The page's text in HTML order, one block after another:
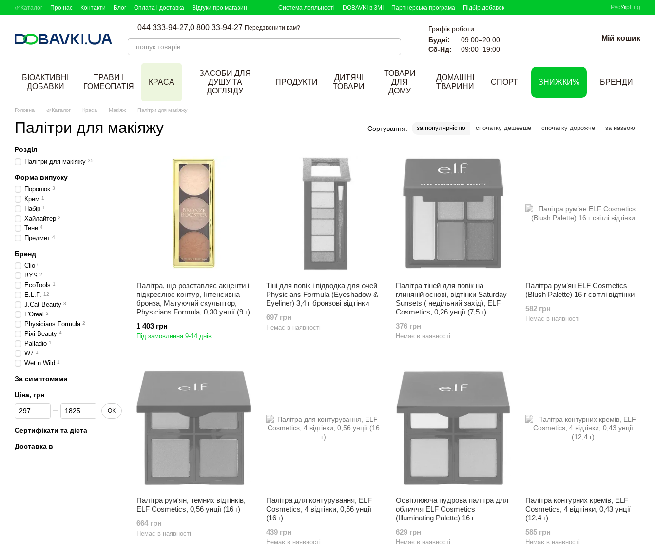
Перейти до основного контенту
🌿Каталог Про нас Контакти Блог Оплата і доставка Відгуки про магазин Система лояльності DOBAVKI в ЗМІ Партнерська програма Підбір добавок РусУкрEng
044 333-94-27,0 800 33-94-27 Передзвонити вам?
Графік роботи:
Будні:
09:00–20:00
Сб-Нд:
09:00–19:00
Мій кошик
БІОАКТИВНІ
ДОБАВКИ
ТРАВИ І
ГОМЕОПАТІЯ
КРАСА
ЗАСОБИ ДЛЯ
ДУШУ ТА
ДОГЛЯДУ
ПРОДУКТИ
ДИТЯЧІ
ТОВАРИ
ТОВАРИ
ДЛЯ
ДОМУ
ДОМАШНІ
ТВАРИНИ
СПОРТ ЗНИЖКИ% БРЕНДИ
Головна 🌿Каталог Краса Макіяж Палітри для макіяжу
Палітри для макіяжу Сортування: за популярністю спочатку дешевше спочатку дорожче за назвою
Палітра, що розставляє акценти і
підкреслює контур, Інтенсивна
бронза, Матуючий скульптор,
Physicians Formula, 0,30 унції (9 г)
1 403 грн
Під замовлення 9-14 днів
Тіні для повік і підводка для очей
Physicians Formula (Eyeshadow &
Eyeliner) 3,4 г бронзові відтінки
697 грн
Немає в наявності
Палітра тіней для повік на
глиняній основі, відтінки Saturday
Sunsets ( недільний захід), ELF
Cosmetics, 0,26 унції (7,5 г)
376 грн
Немає в наявності
Палітра румʼян ELF Cosmetics
(Blush Palette) 16 г світлі відтінки
582 грн
Немає в наявності
Палітра рум'ян, темних відтінків,
ELF Cosmetics, 0,56 унції (16 г)
664 грн
Немає в наявності
Палітра для контурування, ELF
Cosmetics, 4 відтінки, 0,56 унції
(16 г)
439 грн
Немає в наявності
Освітлююча пудрова палітра для
обличчя ELF Cosmetics
(Illuminating Palette) 16 г
629 грн
Немає в наявності
Палітра контурних кремів, ELF
Cosmetics, 4 відтінки, 0,43 унції
(12,4 г)
585 грн
Немає в наявності
Розділ
Палітри для макіяжу 35
Форма випуску
Порошок 3
Крем 1
Набір 1
Хайлайтер 2
Тени 4
Предмет 4
Бренд
Clio 6
BYS 2
EcoTools 1
E.L.F. 12
J.Cat Beauty 3
L'Oreal 2
Physicians Formula 2
Pixi Beauty 4
Palladio 1
W7 1
Wet n Wild 1
За симптомами
Ціна, грн
Від Ціна, грн
До Ціна, грн ОК
Сертифікати та дієта
Доставка в